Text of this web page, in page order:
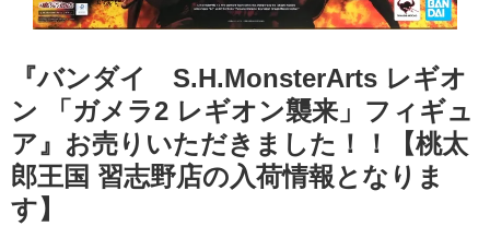
『バンダイ S.H.MonsterArts ​レギオ
ン ​「ガメラ2 ​レギオン襲来」フィギュ
ア』お売りいただきました！！【桃太
郎王国 習志野店の入荷情報となりま
す】